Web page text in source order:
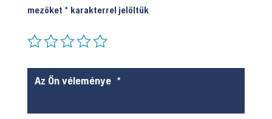
mezőket * karakterrel jelöltük